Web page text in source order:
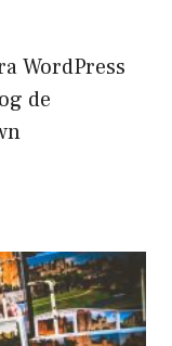
WordPress
de